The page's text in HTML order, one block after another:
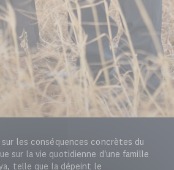
les conséquences concrètes du
sur la vie quotidienne d'une famille
telle que la dépeint le